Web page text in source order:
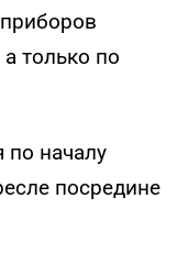
только по
по началу
посредине